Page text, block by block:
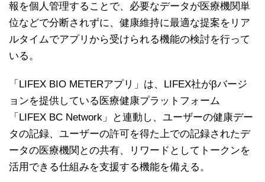
報を個人管理することで、必要なデータが医療機関単
位などで分断されずに、健康維持に最適な提案をリア
ルタイムでアプリから受けられる機能の検討を行って
いる。
「LIFEX BIO METERアプリ」は、LIFEX社がβバージ
ョンを提供している医療健康プラットフォーム
「LIFEX BC Network」と連動し、ユーザーの健康デー
タの記録、ユーザーの許可を得た上での記録されたデ
ータの医療機関との共有、リワードとしてトークンを
活用できる仕組みを支援する機能を備える。